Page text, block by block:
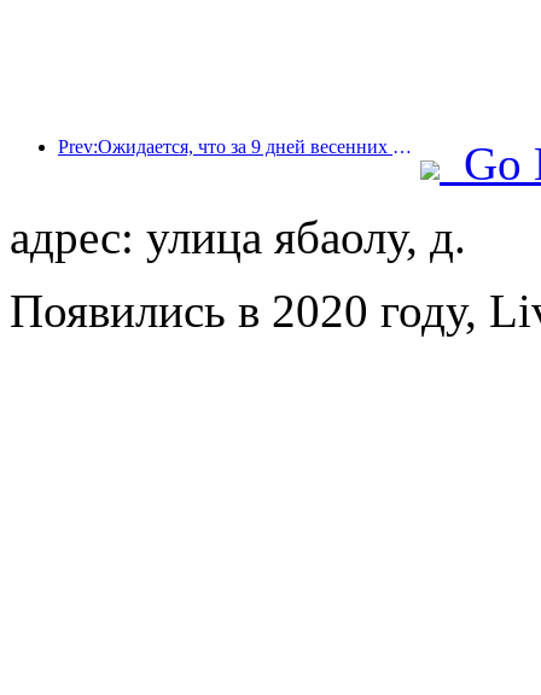
Prev:Ожидается, что за 9 дней весенних праздников более 18 миллионов человек совершат поездки в страну и из страны.
Go
адрес: улица ябаолу, д.
Появились в 2020 году,